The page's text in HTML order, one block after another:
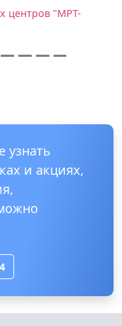
центров "МРТ-
узнать
и акциях,